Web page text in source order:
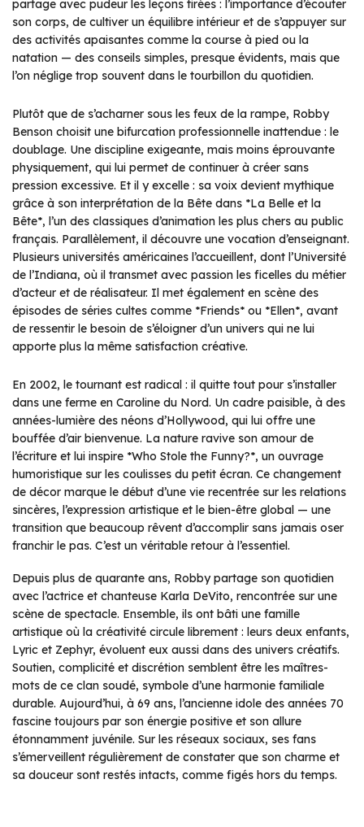
partage avec pudeur les leçons tirées : l’importance d’écouter
son corps, de cultiver un équilibre intérieur et de s’appuyer sur
des activités apaisantes comme la course à pied ou la
natation — des conseils simples, presque évidents, mais que
l’on néglige trop souvent dans le tourbillon du quotidien.
Plutôt que de s’acharner sous les feux de la rampe, Robby
Benson choisit une bifurcation professionnelle inattendue : le
doublage. Une discipline exigeante, mais moins éprouvante
physiquement, qui lui permet de continuer à créer sans
pression excessive. Et il y excelle : sa voix devient mythique
grâce à son interprétation de la Bête dans *La Belle et la
Bête*, l’un des classiques d’animation les plus chers au public
français. Parallèlement, il découvre une vocation d’enseignant.
Plusieurs universités américaines l’accueillent, dont l’Université
de l’Indiana, où il transmet avec passion les ficelles du métier
d’acteur et de réalisateur. Il met également en scène des
épisodes de séries cultes comme *Friends* ou *Ellen*, avant
de ressentir le besoin de s’éloigner d’un univers qui ne lui
apporte plus la même satisfaction créative.
En 2002, le tournant est radical : il quitte tout pour s’installer
dans une ferme en Caroline du Nord. Un cadre paisible, à des
années-lumière des néons d’Hollywood, qui lui offre une
bouffée d’air bienvenue. La nature ravive son amour de
l’écriture et lui inspire *Who Stole the Funny?*, un ouvrage
humoristique sur les coulisses du petit écran. Ce changement
de décor marque le début d’une vie recentrée sur les relations
sincères, l’expression artistique et le bien-être global — une
transition que beaucoup rêvent d’accomplir sans jamais oser
franchir le pas. C’est un véritable retour à l’essentiel.
Depuis plus de quarante ans, Robby partage son quotidien
avec l’actrice et chanteuse Karla DeVito, rencontrée sur une
scène de spectacle. Ensemble, ils ont bâti une famille
artistique où la créativité circule librement : leurs deux enfants,
Lyric et Zephyr, évoluent eux aussi dans des univers créatifs.
Soutien, complicité et discrétion semblent être les maîtres-
mots de ce clan soudé, symbole d’une harmonie familiale
durable. Aujourd’hui, à 69 ans, l’ancienne idole des années 70
fascine toujours par son énergie positive et son allure
étonnamment juvénile. Sur les réseaux sociaux, ses fans
s’émerveillent régulièrement de constater que son charme et
sa douceur sont restés intacts, comme figés hors du temps.